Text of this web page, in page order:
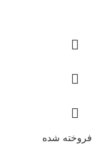
فروخته شده